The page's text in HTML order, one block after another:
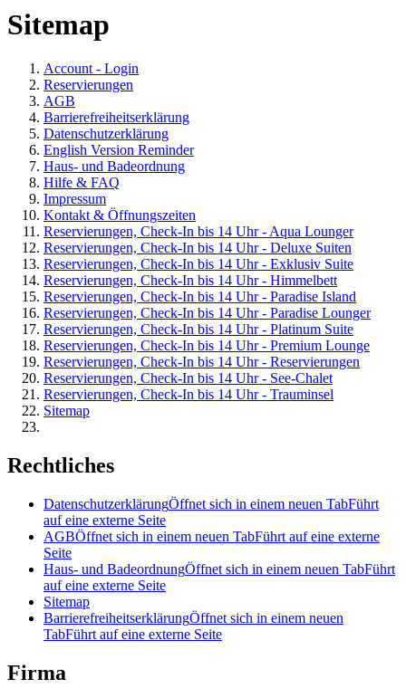
Sitemap
Account - Login
Reservierungen
AGB
Barrierefreiheitserklärung
Datenschutzerklärung
English Version Reminder
Haus- und Badeordnung
Hilfe & FAQ
Impressum
Kontakt & Öffnungszeiten
Reservierungen, Check-In bis 14 Uhr - Aqua Lounger
Reservierungen, Check-In bis 14 Uhr - Deluxe Suiten
Reservierungen, Check-In bis 14 Uhr - Exklusiv Suite
Reservierungen, Check-In bis 14 Uhr - Himmelbett
Reservierungen, Check-In bis 14 Uhr - Paradise Island
Reservierungen, Check-In bis 14 Uhr - Paradise Lounger
Reservierungen, Check-In bis 14 Uhr - Platinum Suite
Reservierungen, Check-In bis 14 Uhr - Premium Lounge
Reservierungen, Check-In bis 14 Uhr - Reservierungen
Reservierungen, Check-In bis 14 Uhr - See-Chalet
Reservierungen, Check-In bis 14 Uhr - Trauminsel
Sitemap
Rechtliches
DatenschutzerklärungÖffnet sich in einem neuen TabFührt
auf eine externe Seite
AGBÖffnet sich in einem neuen TabFührt auf eine externe
Seite
Haus- und BadeordnungÖffnet sich in einem neuen TabFührt
auf eine externe Seite
Sitemap
BarrierefreiheitserklärungÖffnet sich in einem neuen
TabFührt auf eine externe Seite
Firma